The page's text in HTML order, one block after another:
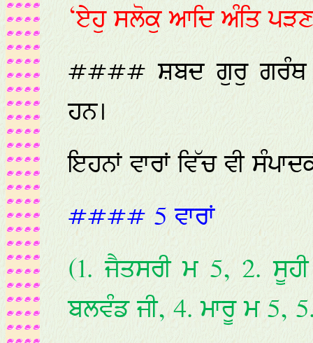
‘ਏਹੁ ਸਲੋਕੁ ਆਦਿ ਅੰਤਿ
#### ਸ਼ਬਦ ਗੁਰੁ ਗਰੰਥ
ਹਨ।
ਇਹਨਾਂ ਵਾਰਾਂ ਵਿੱਚ ਵੀ
#### 5 ਵਾਰਾਂ
(1. ਜੈਤਸਰੀ ਮ 5, 2.
ਬਲਵੰਡ ਜੀ, 4. ਮਾਰੂ ਮ 5,